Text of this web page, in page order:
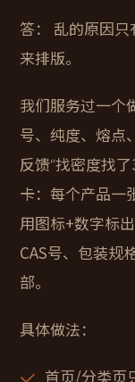
答：
乱的原因
来排版。
我们服务过一个
号、纯度、熔点
反馈“找密度找
卡：每个产品一
用图标+数字标
CAS号、包装规
部。
具体做法：
首页/分类页